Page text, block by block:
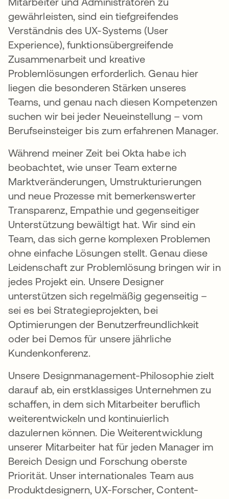
gewährleisten, sind ein tiefgreifendes
Verständnis des UX-Systems (User
Experience), funktionsübergreifende
Zusammenarbeit und kreative
Problemlösungen erforderlich. Genau hier
liegen die besonderen Stärken unseres
Teams, und genau nach diesen Kompetenzen
suchen wir bei jeder Neueinstellung – vom
Berufseinsteiger bis zum erfahrenen Manager.
Während meiner Zeit bei Okta habe ich
beobachtet, wie unser Team externe
Marktveränderungen, Umstrukturierungen
und neue Prozesse mit bemerkenswerter
Transparenz, Empathie und gegenseitiger
Unterstützung bewältigt hat. Wir sind ein
Team, das sich gerne komplexen Problemen
ohne einfache Lösungen stellt. Genau diese
Leidenschaft zur Problemlösung bringen wir in
jedes Projekt ein. Unsere Designer
unterstützen sich regelmäßig gegenseitig –
sei es bei Strategieprojekten, bei
Optimierungen der Benutzerfreundlichkeit
oder bei Demos für unsere jährliche
Kundenkonferenz.
Unsere Designmanagement-Philosophie zielt
darauf ab, ein erstklassiges Unternehmen zu
schaffen, in dem sich Mitarbeiter beruflich
weiterentwickeln und kontinuierlich
dazulernen können. Die Weiterentwicklung
unserer Mitarbeiter hat für jeden Manager im
Bereich Design und Forschung oberste
Priorität. Unser internationales Team aus
Produktdesignern, UX-Forscher, Content-